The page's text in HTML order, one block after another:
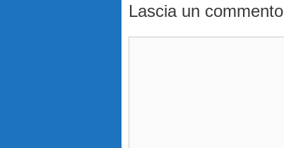
Lascia un commento